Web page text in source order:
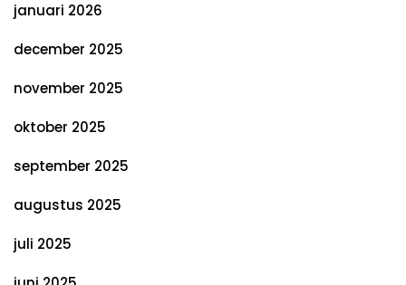
januari 2026
december 2025
november 2025
oktober 2025
september 2025
augustus 2025
juli 2025